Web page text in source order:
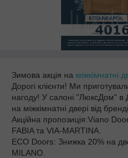
Зимова акція на міжкімнатні
Дорогі клієнти! Ми
нагоду! У салоні "ЛюксДом" в
на міжкімнатні двері від
Акційна пропозиція:Viano
FABIA та VIA-MARTINA.
ECO Doors: Знижка 20% на
MILANO.